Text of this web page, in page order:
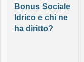
Bonus Sociale
Idrico e chi ne
ha diritto?